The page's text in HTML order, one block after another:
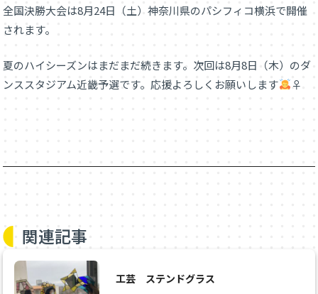
全国決勝大会は8月24日（土）神奈川県のパシフィコ横浜で開催
されます。
夏のハイシーズンはまだまだ続きます。次回は8月8日（木）のダ
ンススタジアム近畿予選です。応援よろしくお願いします
‍♀
関連記事
工芸 ステンドグラス